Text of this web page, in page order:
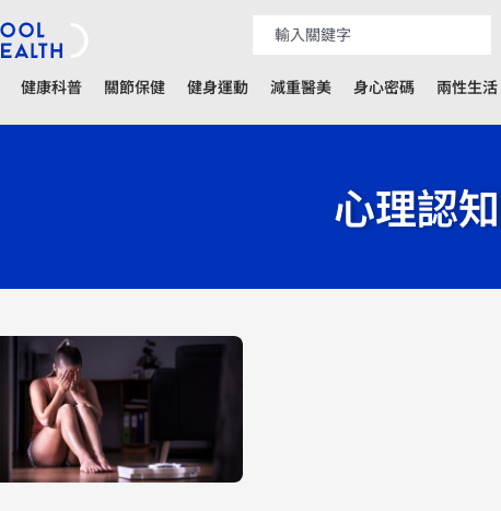
健康科普 關節保健 健身運動 減重醫美 身心密碼 兩性生活
心理認知